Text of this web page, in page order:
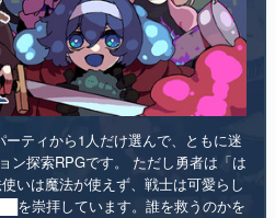
ーティから1人だけ選んで、ともに迷
ン探索RPGです。 ただし勇者は「は
いは魔法が使えず、戦士は可愛らし
を崇拝しています。誰を救うのかを